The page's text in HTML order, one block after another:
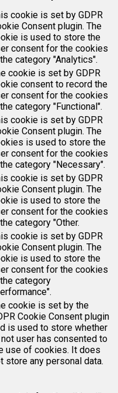
cookie is set by GDPR
Consent plugin. The
is used to store the
consent for the cookies
category "Analytics".
cookie is set by GDPR
consent to record the
consent for the cookies
category "Functional".
cookie is set by GDPR
Consent plugin. The
is used to store the
consent for the cookies
category "Necessary".
cookie is set by GDPR
Consent plugin. The
is used to store the
consent for the cookies
category "Other.
cookie is set by GDPR
Consent plugin. The
is used to store the
consent for the cookies
category
cookie is set by the
Cookie Consent plugin
is used to store whether
user has consented to
use of cookies. It does
store any personal data.